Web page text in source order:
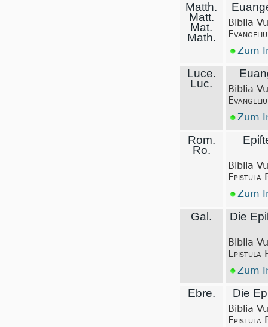
Matth.
Matt.
Mat.
Math.
Biblia
Zum
Luce.
Luc.
Biblia
Zum
Rom.
Ro.
Biblia
Epistula
Zum
Gal. Die
Biblia
Epistula
Zum
Ebre. Die
Biblia
Epistula